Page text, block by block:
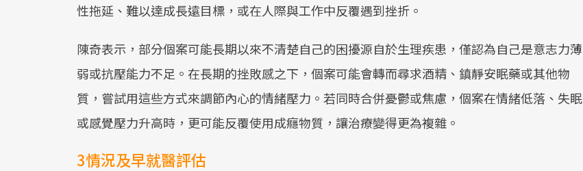
性拖延、難以達成長遠目標，或在人際與工作中反覆遇到挫折。
陳奇表示，部分個案可能長期以來不清楚自己的困擾源自於生理疾患，僅認為自己是意志力薄
弱或抗壓能力不足。在長期的挫敗感之下，個案可能會轉而尋求酒精、鎮靜安眠藥或其他物
質，嘗試用這些方式來調節內心的情緒壓力。若同時合併憂鬱或焦慮，個案在情緒低落、失眠
或感覺壓力升高時，更可能反覆使用成癮物質，讓治療變得更為複雜。
3情況及早就醫評估